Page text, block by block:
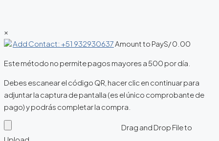
×
Add Contact: +51 932930637Amount to PayS/0.00
Este método no permite pagos mayores a 500 por día.
Debes escanear el código QR, hacer clic en continuar para
adjuntar la captura de pantalla (es el único comprobante de
pago) y podrás completar la compra.
Drag and Drop File to